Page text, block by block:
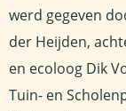
werd gegeven
der Heijden,
en ecoloog Dik
Tuin- en